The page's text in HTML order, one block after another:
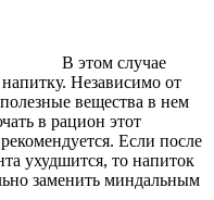
В этом случае
Независимо от
вещества в нем
в рацион этот
Если после
ухудшится, то напиток
заменить миндальным